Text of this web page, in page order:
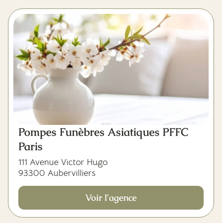
Pompes Funèbres Asiatiques PFFC
Paris
111 Avenue Victor Hugo
93300 Aubervilliers
Voir l'agence